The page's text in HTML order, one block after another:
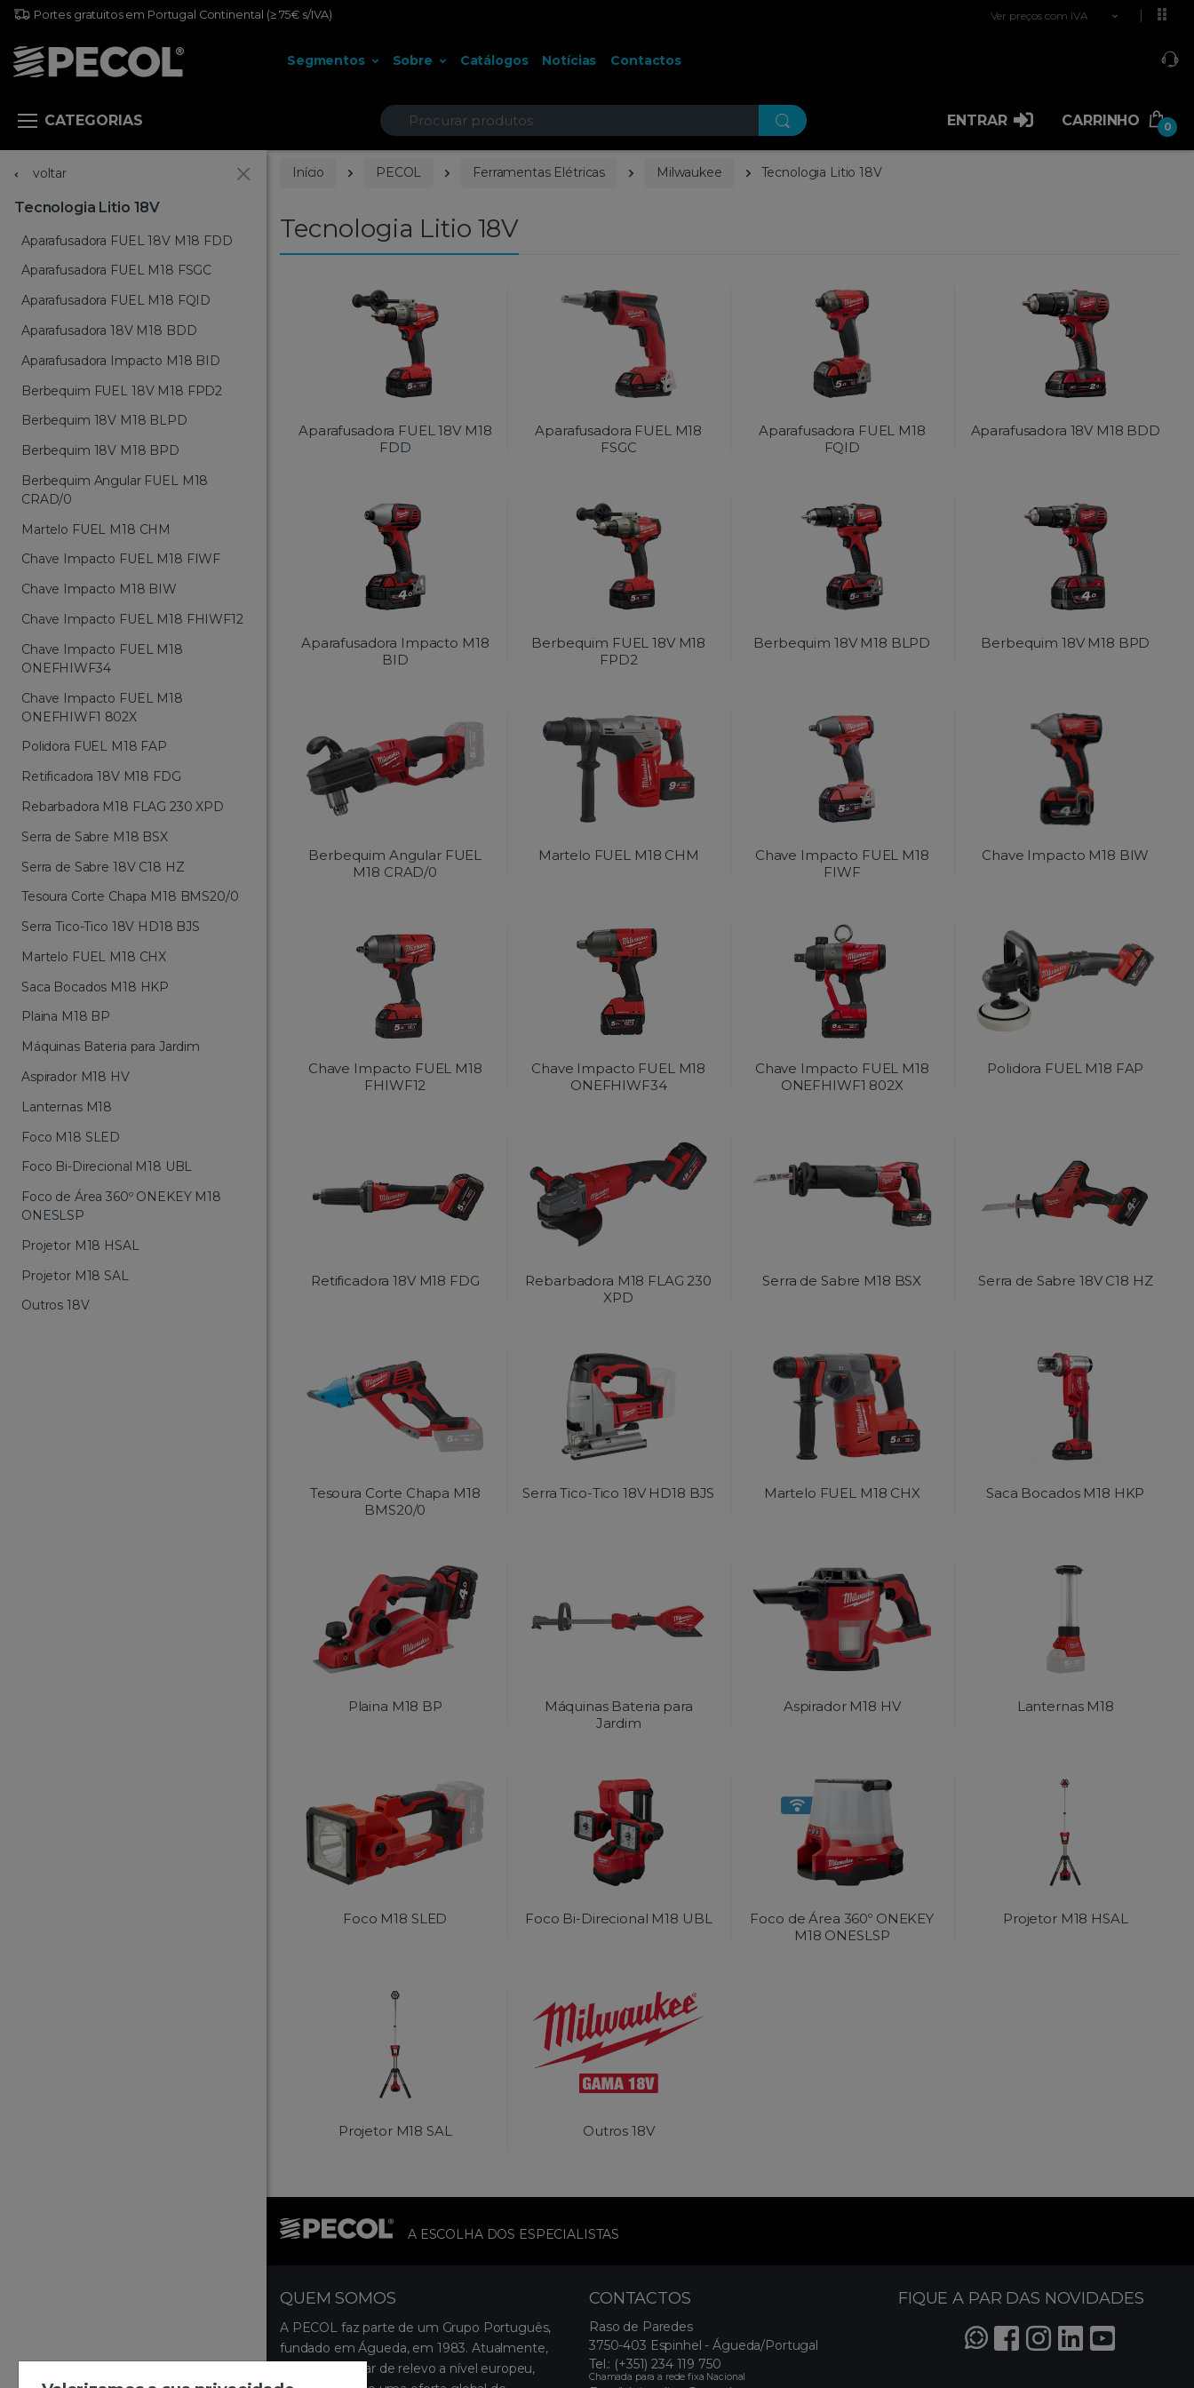
Portes gratuitos em Portugal Continental (≥ 75€ s/IVA) Ver preços com IVA
Segmentos Sobre Catálogos Notícias Contactos
CATEGORIAS Procurar ENTRAR CARRINHO 0
voltar
Tecnologia Litio 18V
Aparafusadora FUEL 18V M18 FDD
Aparafusadora FUEL M18 FSGC
Aparafusadora FUEL M18 FQID
Aparafusadora 18V M18 BDD
Aparafusadora Impacto M18 BID
Berbequim FUEL 18V M18 FPD2
Berbequim 18V M18 BLPD
Berbequim 18V M18 BPD
Berbequim Angular FUEL M18
CRAD/0
Martelo FUEL M18 CHM
Chave Impacto FUEL M18 FIWF
Chave Impacto M18 BIW
Chave Impacto FUEL M18 FHIWF12
Chave Impacto FUEL M18
ONEFHIWF34
Chave Impacto FUEL M18
ONEFHIWF1 802X
Polidora FUEL M18 FAP
Retificadora 18V M18 FDG
Rebarbadora M18 FLAG 230 XPD
Serra de Sabre M18 BSX
Serra de Sabre 18V C18 HZ
Tesoura Corte Chapa M18 BMS20/0
Serra Tico-Tico 18V HD18 BJS
Martelo FUEL M18 CHX
Saca Bocados M18 HKP
Plaina M18 BP
Máquinas Bateria para Jardim
Aspirador M18 HV
Lanternas M18
Foco M18 SLED
Foco Bi-Direcional M18 UBL
Foco de Área 360º ONEKEY M18
ONESLSP
Projetor M18 HSAL
Projetor M18 SAL
Outros 18V
Início PECOL Ferramentas Elétricas Milwaukee Tecnologia Litio 18V
Tecnologia Litio 18V
Aparafusadora FUEL 18V M18
FDD
Aparafusadora FUEL M18
FSGC
Aparafusadora FUEL M18
FQID
Aparafusadora 18V M18 BDD
Aparafusadora Impacto M18
BID
Berbequim FUEL 18V M18
FPD2
Berbequim 18V M18 BLPD Berbequim 18V M18 BPD
Berbequim Angular FUEL
M18 CRAD/0
Martelo FUEL M18 CHM
Chave Impacto FUEL M18
FIWF
Chave Impacto M18 BIW
Chave Impacto FUEL M18
FHIWF12
Chave Impacto FUEL M18
ONEFHIWF34
Chave Impacto FUEL M18
ONEFHIWF1 802X
Polidora FUEL M18 FAP
Retificadora 18V M18 FDG
Rebarbadora M18 FLAG 230
XPD
Serra de Sabre M18 BSX Serra de Sabre 18V C18 HZ
Tesoura Corte Chapa M18
BMS20/0
Serra Tico-Tico 18V HD18 BJS Martelo FUEL M18 CHX Saca Bocados M18 HKP
Plaina M18 BP
Máquinas Bateria para
Jardim
Aspirador M18 HV Lanternas M18
Foco M18 SLED Foco Bi-Direcional M18 UBL
Foco de Área 360º ONEKEY
M18 ONESLSP
Projetor M18 HSAL
Projetor M18 SAL Outros 18V
A ESCOLHA DOS ESPECIALISTAS
QUEM SOMOS
A PECOL faz parte de um Grupo Português,
fundado em Águeda, em 1983. Atualmente,
ocupa um lugar de relevo a nível europeu,
CONTACTOS
Raso de Paredes
3750-403 Espinhel - Águeda/Portugal
Tel.: (+351) 234 119 750
Chamada para a rede fixa Nacional
FIQUE A PAR DAS NOVIDADES